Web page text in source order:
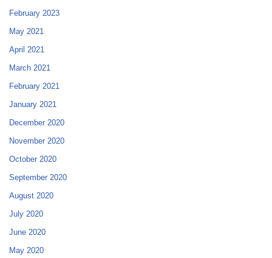
February 2023
May 2021
April 2021
March 2021
February 2021
January 2021
December 2020
November 2020
October 2020
September 2020
August 2020
July 2020
June 2020
May 2020